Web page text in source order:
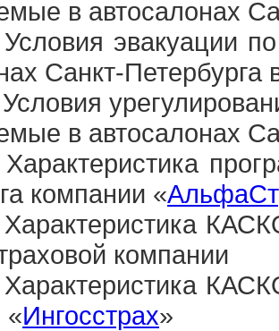
в автосалонах
эвакуации
Санкт-Петербурга
в автосалонах
компании «
компании
«Ингосстрах»